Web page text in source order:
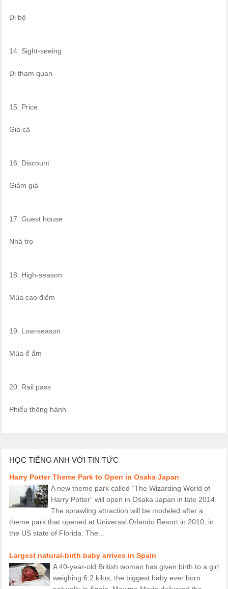
Đi bộ
14. Sight-seeing
Đi tham quan
15. Price
Giá cả
16. Discount
Giảm giá
17. Guest house
Nhà trọ
18. High-season
Mùa cao điểm
19. Low-season
Mùa ế ẩm
20. Rail pass
Phiếu thông hành
HỌC TIẾNG ANH VỚI TIN TỨC
Harry Potter Theme Park to Open in Osaka Japan
A new theme park called “The Wizarding World of
Harry Potter” will open in Osaka Japan in late 2014.
The sprawling attraction will be modeled after a
theme park that opened at Universal Orlando Resort in 2010, in
the US state of Florida. The...
Largest natural-birth baby arrives in Spain
A 40-year-old British woman has given birth to a girl
weighing 6.2 kilos, the biggest baby ever born